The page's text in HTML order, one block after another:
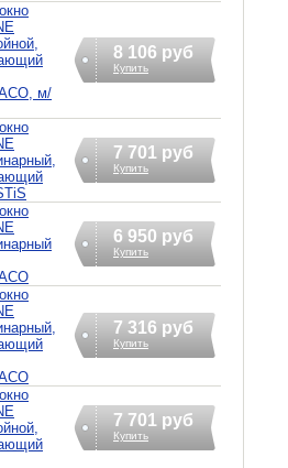
м/
8 106 руб
Купить
7 701 руб
Купить
6 950 руб
Купить
7 316 руб
Купить
7 701 руб
Купить